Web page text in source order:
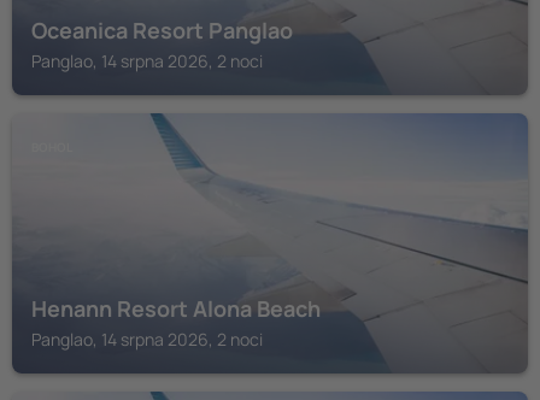
Oceanica Resort Panglao
Panglao, 14 srpna 2026, 2 noci
Henann Resort Alona Beach
Panglao, 14 srpna 2026, 2 noci